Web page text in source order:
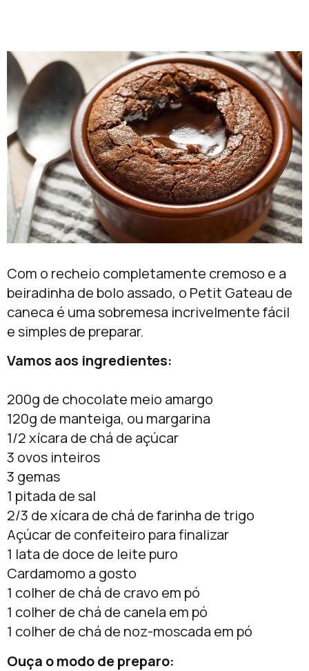
Com o recheio completamente cremoso e a
beiradinha de bolo assado, o Petit Gateau de
caneca é uma sobremesa incrivelmente fácil
e simples de preparar.
Vamos aos ingredientes:
200g de chocolate meio amargo
120g de manteiga, ou margarina
1/2 xícara de chá de açúcar
3 ovos inteiros
3 gemas
1 pitada de sal
2/3 de xícara de chá de farinha de trigo
Açúcar de confeiteiro para finalizar
1 lata de doce de leite puro
Cardamomo a gosto
1 colher de chá de cravo em pó
1 colher de chá de canela em pó
1 colher de chá de noz-moscada em pó
Ouça o modo de preparo: